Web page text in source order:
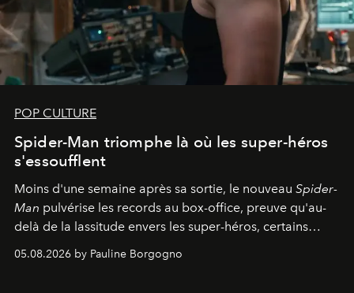
POP CULTURE
Spider-Man triomphe là où les super-héros
s'essoufflent
Moins d'une semaine après sa sortie, le nouveau Spider-
Man pulvérise les records au box-office, preuve qu'au-
delà de la lassitude envers les super-héros, certains
personnages continuent de susciter une ferveur intacte.
05.08.2026 by Pauline Borgogno